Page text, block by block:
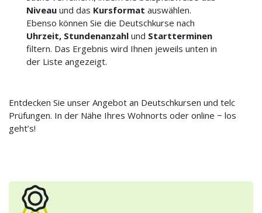
Niveau und das Kursformat auswählen.
Ebenso können Sie die Deutschkurse nach
Uhrzeit, Stundenanzahl und Startterminen
filtern. Das Ergebnis wird Ihnen jeweils unten in
der Liste angezeigt.
Entdecken Sie unser Angebot an Deutschkursen und telc
Prüfungen. In der Nähe Ihres Wohnorts oder online − los
geht’s!